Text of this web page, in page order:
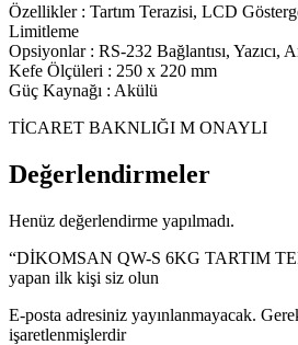
Özellikler : Tartım Terazisi, LCD
Limitleme
Opsiyonlar : RS-232 Bağlantısı, Yazıcı,
Kefe Ölçüleri : 250 x 220 mm
Güç Kaynağı : Akülü
TİCARET BAKNLIĞI M ONAYLI
Değerlendirmeler
Henüz değerlendirme yapılmadı.
“DİKOMSAN QW-S 6KG TARTIM
yapan ilk kişi siz olun
E-posta adresiniz yayınlanmayacak.
işaretlenmişlerdir